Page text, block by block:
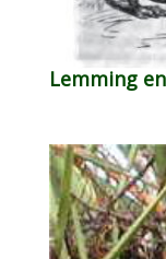
Lemming